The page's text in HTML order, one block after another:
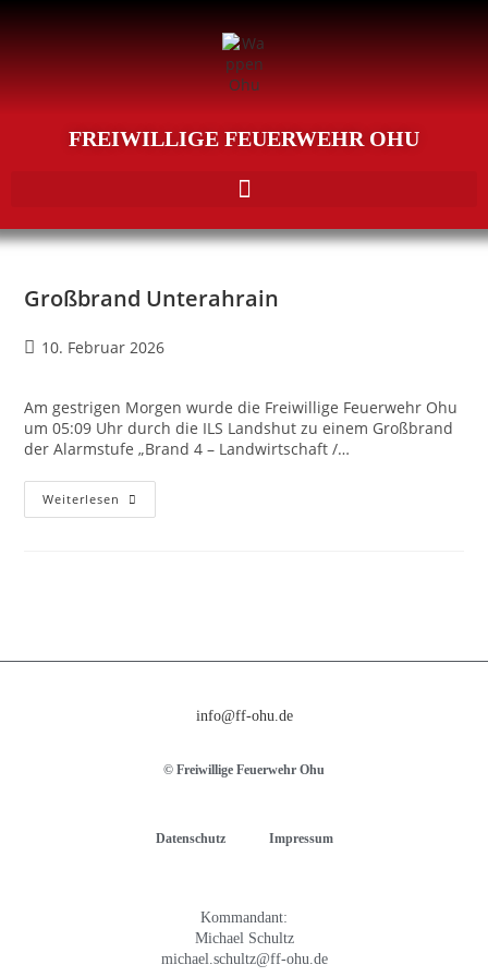
FREIWILLIGE FEUERWEHR OHU
Großbrand Unterahrain
10. Februar 2026
Am gestrigen Morgen wurde die Freiwillige Feuerwehr Ohu
um 05:09 Uhr durch die ILS Landshut zu einem Großbrand
der Alarmstufe „Brand 4 – Landwirtschaft /…
Weiterlesen
info@ff-ohu.de
© Freiwillige Feuerwehr Ohu
Datenschutz Impressum
Kommandant:
Michael Schultz
michael.schultz@ff-ohu.de